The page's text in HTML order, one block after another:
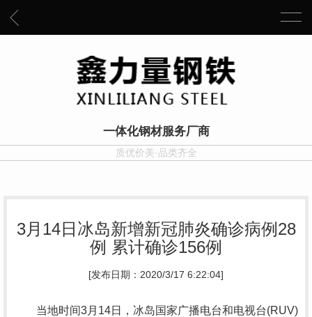
一体化钢材服务厂商
质优价美·品类齐全
3月14日冰岛新增新冠肺炎确诊病例28
例 累计确诊156例
[发布日期：2020/3/17 6:22:04]
当地时间3月14日，冰岛国家广播电台和电视台(RUV)